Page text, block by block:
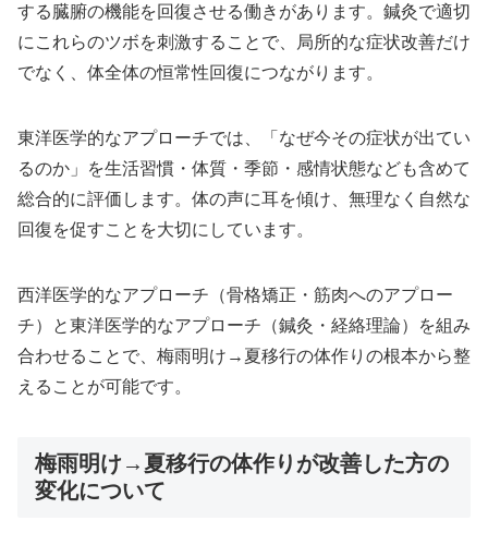
する臓腑の機能を回復させる働きがあります。鍼灸で適切
にこれらのツボを刺激することで、局所的な症状改善だけ
でなく、体全体の恒常性回復につながります。
東洋医学的なアプローチでは、「なぜ今その症状が出てい
るのか」を生活習慣・体質・季節・感情状態なども含めて
総合的に評価します。体の声に耳を傾け、無理なく自然な
回復を促すことを大切にしています。
西洋医学的なアプローチ（骨格矯正・筋肉へのアプロー
チ）と東洋医学的なアプローチ（鍼灸・経絡理論）を組み
合わせることで、梅雨明け→夏移行の体作りの根本から整
えることが可能です。
梅雨明け→夏移行の体作りが改善した方の
変化について